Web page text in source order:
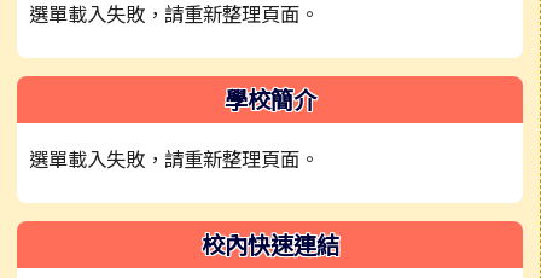
選單載入失敗，請重新整理頁面。
學校簡介
選單載入失敗，請重新整理頁面。
校內快速連結